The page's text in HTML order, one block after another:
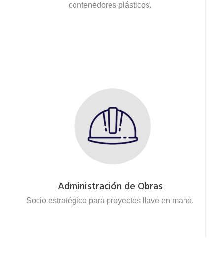
contenedores plásticos.
Administración de Obras
Socio estratégico para proyectos llave en mano.